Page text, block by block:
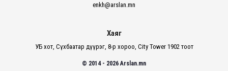
enkh@arslan.mn
Хаяг
УБ хот, Сүхбаатар дүүрэг, 8-р хороо, City Tower 1902 тоот
© 2014 - 2026 Arslan.mn